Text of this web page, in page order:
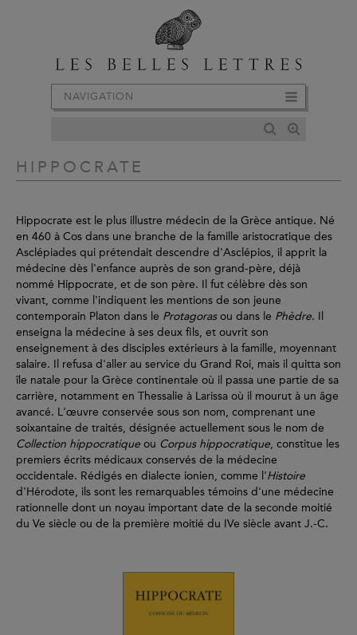
NAVIGATION
HIPPOCRATE
Hippocrate est le plus illustre médecin de la Grèce antique. Né
en 460 à Cos dans une branche de la famille aristocratique des
Asclépiades qui prétendait descendre d'Asclépios, il apprit la
médecine dès l'enfance auprès de son grand-père, déjà
nommé Hippocrate, et de son père. Il fut célèbre dès son
vivant, comme l'indiquent les mentions de son jeune
contemporain Platon dans le Protagorasou dans le Phèdre. Il
enseigna la médecine à ses deux fils, et ouvrit son
enseignement à des disciples extérieurs à la famille, moyennant
salaire. Il refusa d'aller au service du Grand Roi, mais il quitta son
île natale pour la Grèce continentale où il passa une partie de sa
carrière, notamment en Thessalie à Larissa où il mourut à un âge
avancé. L'œuvre conservée sous son nom, comprenant une
soixantaine de traités, désignée actuellement sous le nom de
Collection hippocratique ou Corpus hippocratique, constitue les
premiers écrits médicaux conservés de la médecine
occidentale. Rédigés en dialecte ionien, comme l'Histoire
d'Hérodote, ils sont les remarquables témoins d'une médecine
rationnelle dont un noyau important date de la seconde moitié
du Ve siècle ou de la première moitié du IVe siècle avant J.-C.